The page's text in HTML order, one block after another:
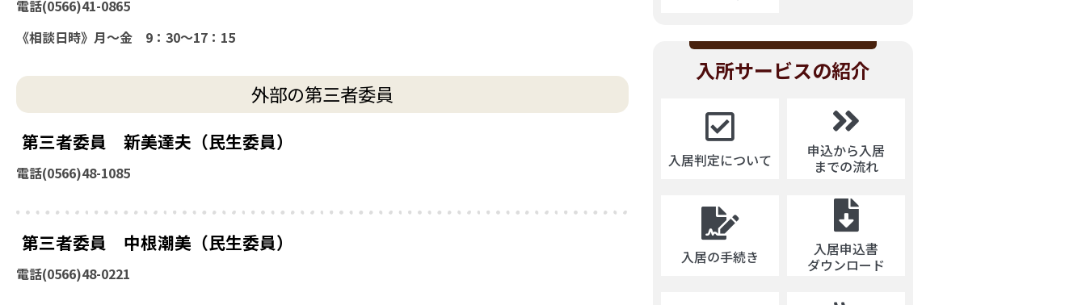
電話(0566)41-0865
《相談日時》月～金 9：30～17：15
外部の第三者委員
第三者委員 新美達夫（民生委員）
電話(0566)48-1085
第三者委員 中根潮美（民生委員）
電話(0566)48-0221
入所サービスの紹介
入居判定について
申込から入居
までの流れ
入居の手続き
入居申込書
ダウンロード